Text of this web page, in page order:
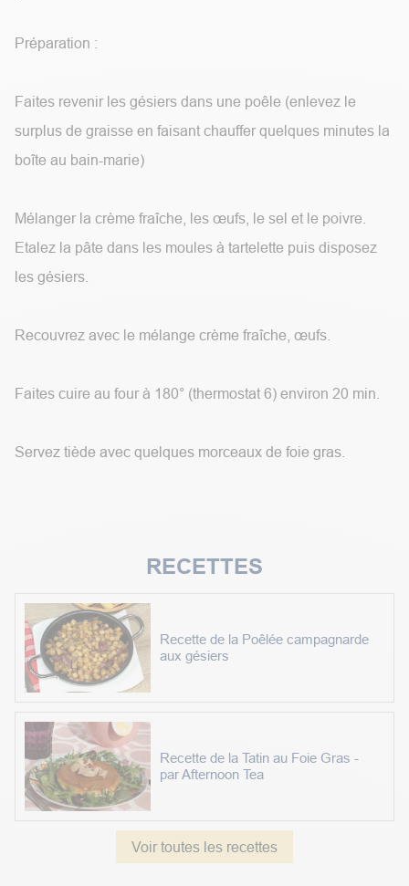
Préparation :
Faites revenir les gésiers dans une poêle (enlevez le
surplus de graisse en faisant chauffer quelques minutes la
boîte au bain-marie)
Mélanger la crème fraîche, les œufs, le sel et le poivre.
Etalez la pâte dans les moules à tartelette puis disposez
les gésiers.
Recouvrez avec le mélange crème fraîche, œufs.
Faites cuire au four à 180° (thermostat 6) environ 20 min.
Servez tiède avec quelques morceaux de foie gras.
RECETTES
Recette de la Poêlée campagnarde
aux gésiers
Recette de la Tatin au Foie Gras -
par Afternoon Tea
Voir toutes les recettes